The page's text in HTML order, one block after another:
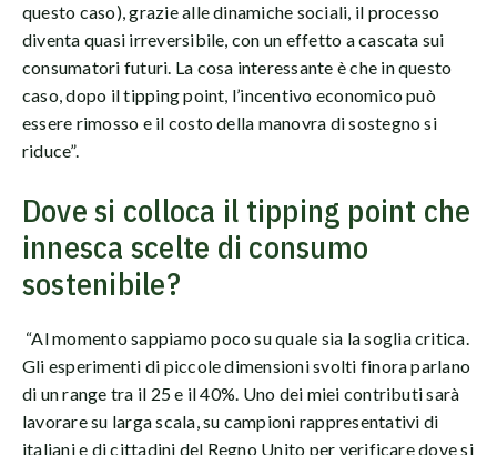
questo caso), grazie alle dinamiche sociali, il processo
diventa quasi irreversibile, con un effetto a cascata sui
consumatori futuri. La cosa interessante è che in questo
caso, dopo il tipping point, l’incentivo economico può
essere rimosso e il costo della manovra di sostegno si
riduce”.
Dove si colloca il tipping point che
innesca scelte di consumo
sostenibile?
“Al momento sappiamo poco su quale sia la soglia critica.
Gli esperimenti di piccole dimensioni svolti finora parlano
di un range tra il 25 e il 40%. Uno dei miei contributi sarà
lavorare su larga scala, su campioni rappresentativi di
italiani e di cittadini del Regno Unito per verificare dove si